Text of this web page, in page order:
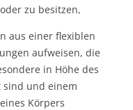
zu besitzen,
aus einer flexiblen
aufweisen, die
in Höhe des
sind und einem
Körpers